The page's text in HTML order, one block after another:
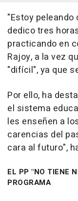
"Estoy peleando
dedico tres
practicando en
Rajoy, a la vez
"difícil", ya que
Por ello, ha
el sistema
les enseñen a
carencias del
cara al futuro",
EL PP "NO TIENE
PROGRAMA